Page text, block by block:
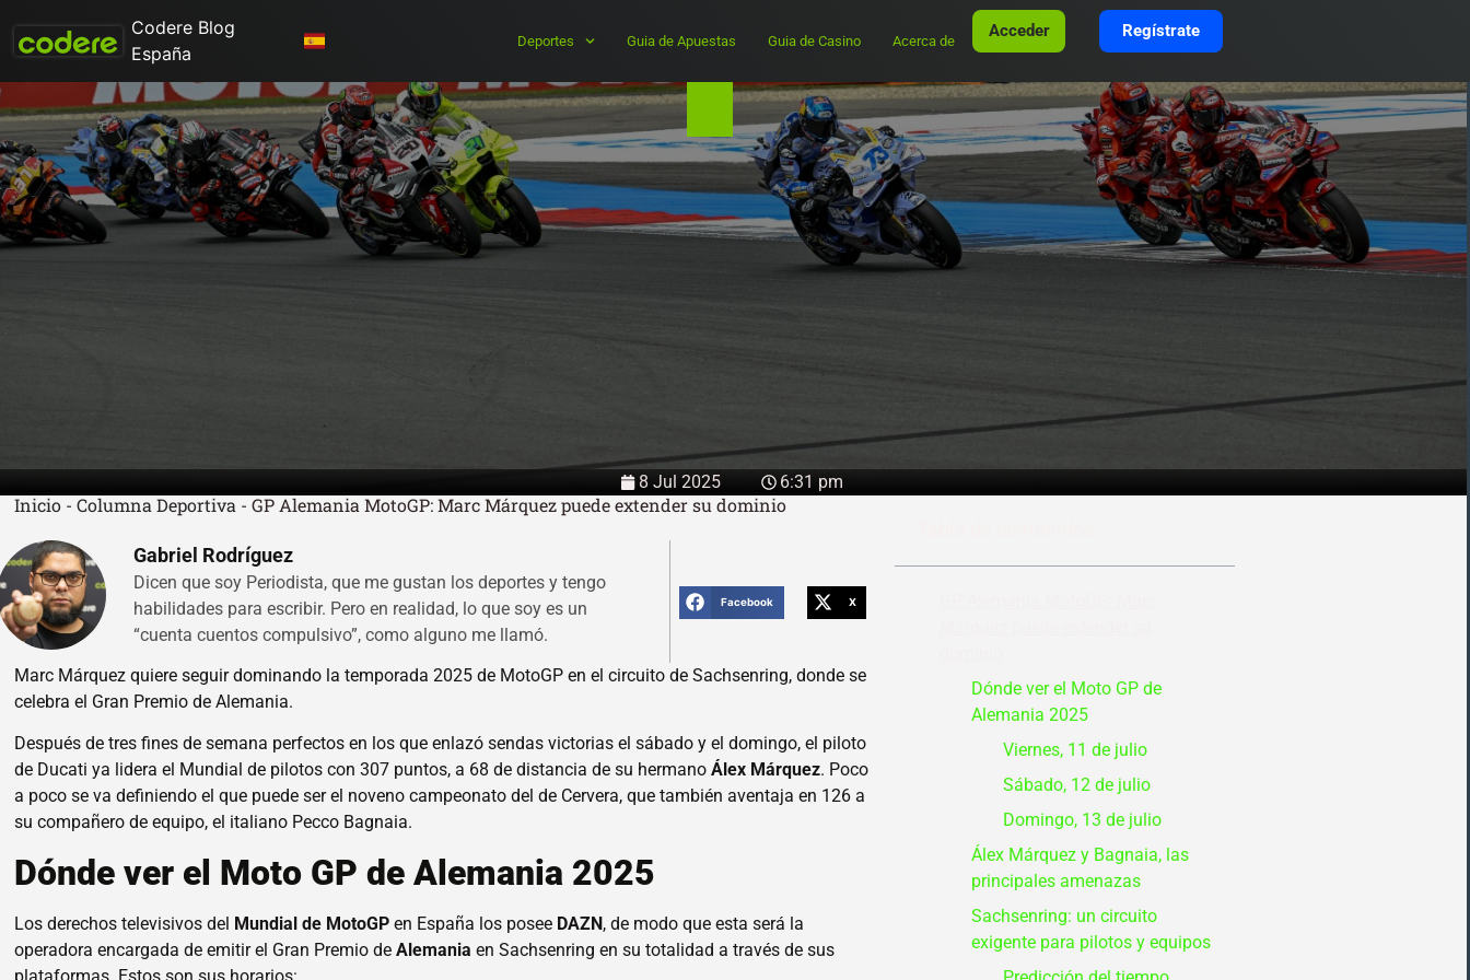
Codere Blog
España
Deportes Guia de Apuestas Guia de Casino Acerca de
Acceder Regístrate
8 Jul 2025 6:31 pm
Inicio - Columna Deportiva - GP Alemania MotoGP: Marc Márquez puede extender su dominio
Gabriel Rodríguez
Dicen que soy Periodista, que me gustan los deportes y tengo
habilidades para escribir. Pero en realidad, lo que soy es un
“cuenta cuentos compulsivo”, como alguno me llamó.
Facebook X
Marc Márquez quiere seguir dominando la temporada 2025 de MotoGP en el circuito de Sachsenring, donde se
celebra el Gran Premio de Alemania.
Después de tres fines de semana perfectos en los que enlazó sendas victorias el sábado y el domingo, el piloto
de Ducati ya lidera el Mundial de pilotos con 307 puntos, a 68 de distancia de su hermanoÁlex Márquez. Poco
a poco se va definiendo el que puede ser el noveno campeonato del de Cervera, que también aventaja en 126 a
su compañero de equipo, el italiano Pecco Bagnaia.
Dónde ver el Moto GP de Alemania 2025
Los derechos televisivos del Mundial de MotoGP en España los posee DAZN, de modo que esta será la
operadora encargada de emitir el Gran Premio deAlemaniaen Sachsenring en su totalidad a través de sus
plataformas. Estos son sus horarios:
Dónde ver el Moto GP de
Alemania 2025
Viernes, 11 de julio
Sábado, 12 de julio
Domingo, 13 de julio
Álex Márquez y Bagnaia, las
principales amenazas
Sachsenring: un circuito
exigente para pilotos y equipos